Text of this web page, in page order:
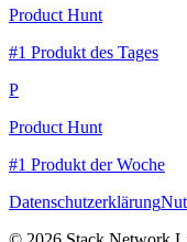
Product Hunt
#1 Produkt des Tages
P
Product Hunt
#1 Produkt der Woche
Datenschutzerklärung